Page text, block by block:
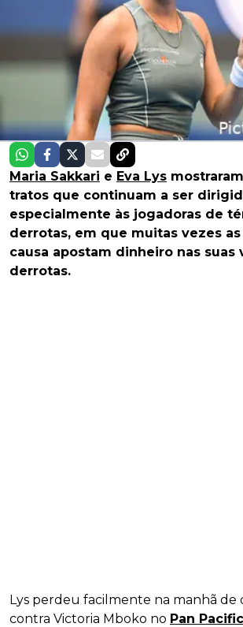
Maria Sakkari e Eva Lys
tratos que continuam a ser
especialmente às jogadoras de
derrotas, em que muitas vezes as
causa apostam dinheiro nas suas
derrotas.
Lys perdeu facilmente na manhã de
contra Victoria Mboko no Pan